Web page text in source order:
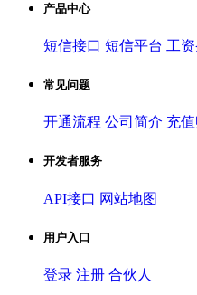
产品中心
短信接口 短信平台 工
常见问题
开通流程 公司简介 充
开发者服务
API接口 网站地图
用户入口
登录 注册 合伙人